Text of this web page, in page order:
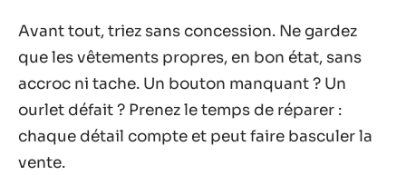
Avant tout, triez sans concession. Ne gardez
que les vêtements propres, en bon état, sans
accroc ni tache. Un bouton manquant ? Un
ourlet défait ? Prenez le temps de réparer :
chaque détail compte et peut faire basculer la
vente.